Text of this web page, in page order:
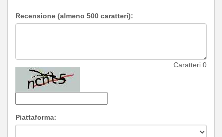
Recensione (almeno 500 caratteri):
Caratteri 0
Piattaforma: